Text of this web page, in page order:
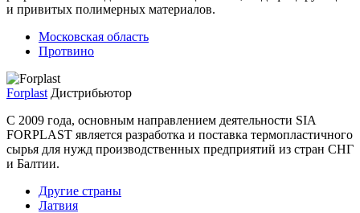
и привитых полимерных материалов.
Московская область
Протвино
Forplast Дистрибьютор
С 2009 года, основным направлением деятельности SIA
FORPLAST является разработка и поставка термопластичного
сырья для нужд производственных предприятий из стран СНГ
и Балтии.
Другие страны
Латвия